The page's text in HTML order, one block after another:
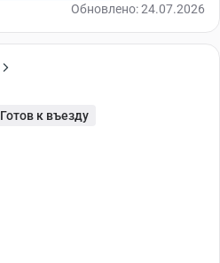
Обновлено: 24.07.2026
Готов к въезду